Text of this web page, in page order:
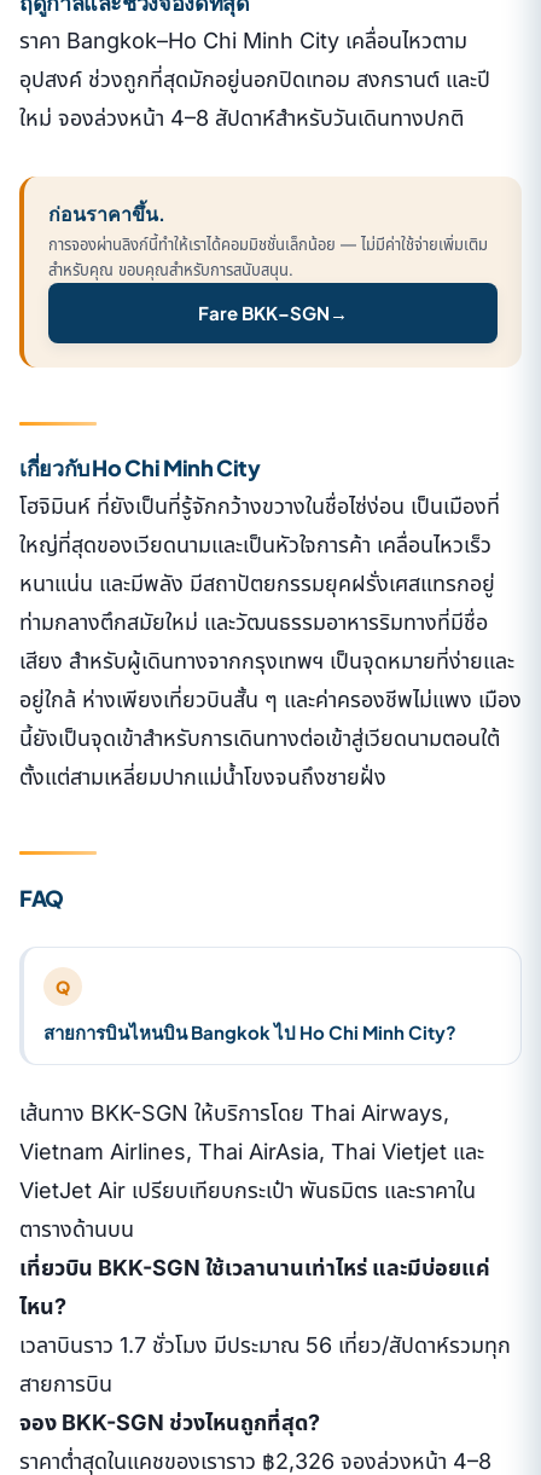
ราคา Bangkok–Ho Chi Minh City เคลื่อนไหวตาม
อุปสงค์ ช่วงถูกที่สุดมักอยู่นอกปิดเทอม สงกรานต์ และปี
ใหม่ จองล่วงหน้า 4–8 สัปดาห์สำหรับวันเดินทางปกติ
ก่อนราคาขึ้น.
การจองผ่านลิงก์นี้ทำให้เราได้คอมมิชชั่นเล็กน้อย — ไม่มีค่าใช้จ่ายเพิ่มเติม
สำหรับคุณ ขอบคุณสำหรับการสนับสนุน.
Fare BKK–SGN →
เกี่ยวกับ Ho Chi Minh City
โฮจิมินห์ ที่ยังเป็นที่รู้จักกว้างขวางในชื่อไซ่ง่อน เป็นเมืองที่
ใหญ่ที่สุดของเวียดนามและเป็นหัวใจการค้า เคลื่อนไหวเร็ว
หนาแน่น และมีพลัง มีสถาปัตยกรรมยุคฝรั่งเศสแทรกอยู่
ท่ามกลางตึกสมัยใหม่ และวัฒนธรรมอาหารริมทางที่มีชื่อ
เสียง สำหรับผู้เดินทางจากกรุงเทพฯ เป็นจุดหมายที่ง่ายและ
อยู่ใกล้ ห่างเพียงเที่ยวบินสั้น ๆ และค่าครองชีพไม่แพง เมือง
นี้ยังเป็นจุดเข้าสำหรับการเดินทางต่อเข้าสู่เวียดนามตอนใต้
ตั้งแต่สามเหลี่ยมปากแม่น้ำโขงจนถึงชายฝั่ง
FAQ
Q
สายการบินไหนบิน Bangkok ไป Ho Chi Minh City?
เส้นทาง BKK-SGN ให้บริการโดย Thai Airways,
Vietnam Airlines, Thai AirAsia, Thai Vietjet และ
VietJet Air เปรียบเทียบกระเป๋า พันธมิตร และราคาใน
ตารางด้านบน
เที่ยวบิน BKK-SGN ใช้เวลานานเท่าไหร่ และมีบ่อยแค่
ไหน?
เวลาบินราว 1.7 ชั่วโมง มีประมาณ 56 เที่ยว/สัปดาห์รวมทุก
สายการบิน
จอง BKK-SGN ช่วงไหนถูกที่สุด?
ราคาต่ำสุดในแคชของเราราว ฿2,326 จองล่วงหน้า 4–8